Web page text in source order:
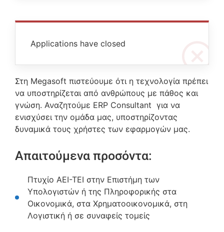
Applications have closed
Στη Megasoft πιστεύουμε ότι η τεχνολογία πρέπει
να υποστηρίζεται από ανθρώπους με πάθος και
γνώση. Αναζητούμε ERP Consultant για να
ενισχύσει την ομάδα μας, υποστηρίζοντας
δυναμικά τους χρήστες των εφαρμογών μας.
Απαιτούμενα προσόντα:
Πτυχίο ΑΕΙ-ΤΕΙ στην Επιστήμη των
Υπολογιστών ή της Πληροφορικής στα
Οικονομικά, στα Χρηματοοικονομικά, στη
Λογιστική ή σε συναφείς τομείς